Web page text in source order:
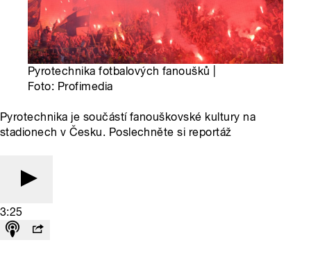
Pyrotechnika fotbalových fanoušků |
Foto: Profimedia
Pyrotechnika je součástí fanouškovské kultury na
stadionech v Česku. Poslechněte si reportáž
3:25